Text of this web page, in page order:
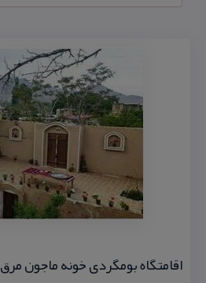
اقامتگاه بومگردی خونه ماجون مرق